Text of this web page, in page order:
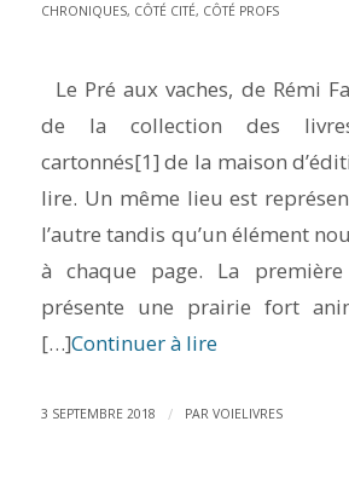
CHRONIQUES, CÔTÉ CITÉ, CÔTÉ PROFS
Le Pré aux vaches, de Rémi
de la collection des
cartonnés[1] de la maison
lire. Un même lieu est
l’autre tandis qu’un élément
à chaque page. La
présente une prairie fort
[…]Continuer à lire
3 SEPTEMBRE 2018 / PAR VOIELIVRES